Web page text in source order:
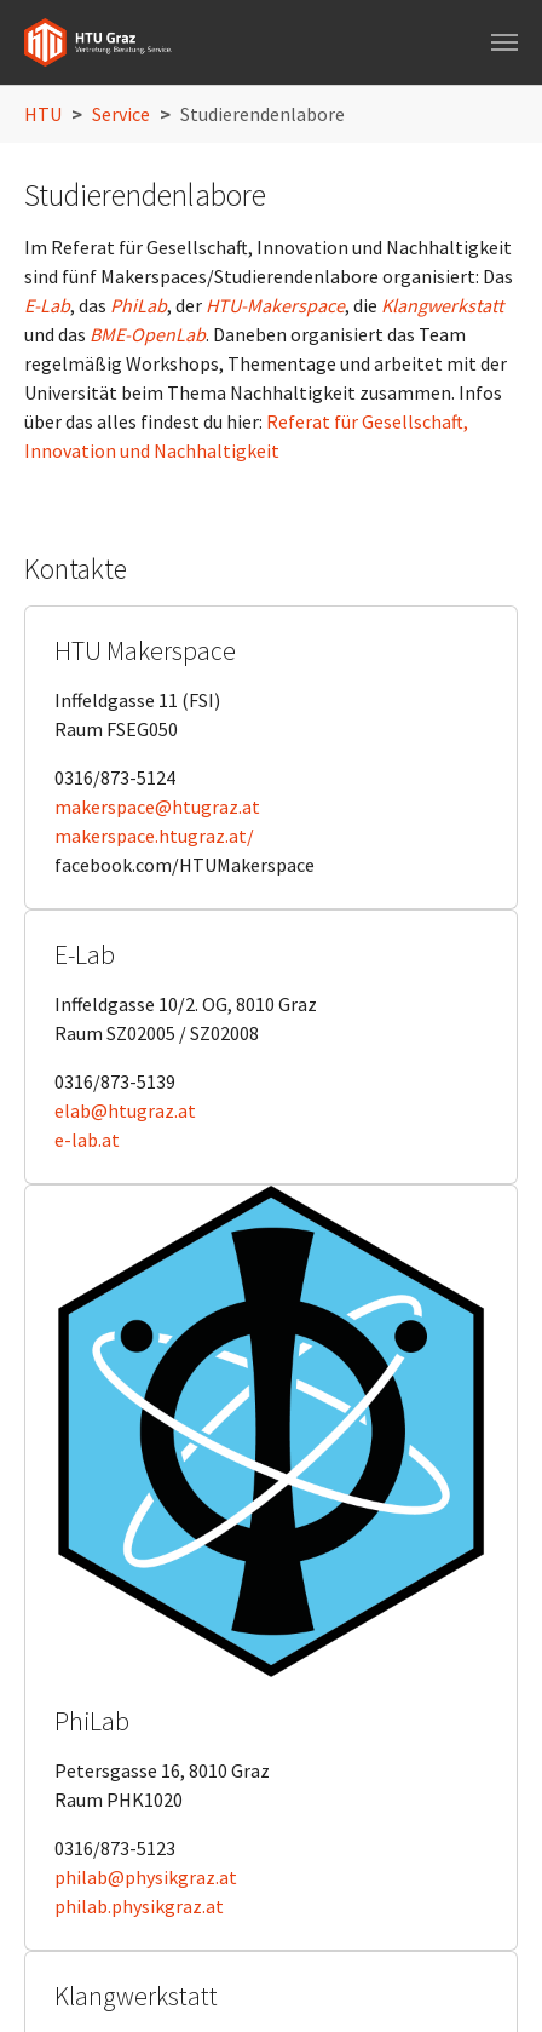
HTU Service Studierendenlabore
Studierendenlabore
Im Referat für Gesellschaft, Innovation und Nachhaltigkeit
sind fünf Makerspaces/Studierendenlabore organisiert: Das
E-Lab, das PhiLab, der HTU-Makerspace, die Klangwerkstatt
und das BME-OpenLab. Daneben organisiert das Team
regelmäßig Workshops, Thementage und arbeitet mit der
Universität beim Thema Nachhaltigkeit zusammen. Infos
über das alles findest du hier: Referat für Gesellschaft,
Innovation und Nachhaltigkeit
Kontakte
HTU Makerspace
Inffeldgasse 11 (FSI)
Raum FSEG050
0316/873-5124
makerspace@htugraz.at
makerspace.htugraz.at/
facebook.com/HTUMakerspace
E-Lab
Inffeldgasse 10/2. OG, 8010 Graz
Raum SZ02005 / SZ02008
0316/873-5139
elab@htugraz.at
e-lab.at
PhiLab
Petersgasse 16, 8010 Graz
Raum PHK1020
0316/873-5123
philab@physikgraz.at
philab.physikgraz.at
Klangwerkstatt